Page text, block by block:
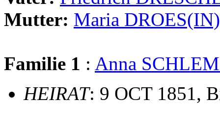
Mutter: Maria DROES(IN)
Familie 1 : Anna
HEIRAT: 9 OCT 1851,